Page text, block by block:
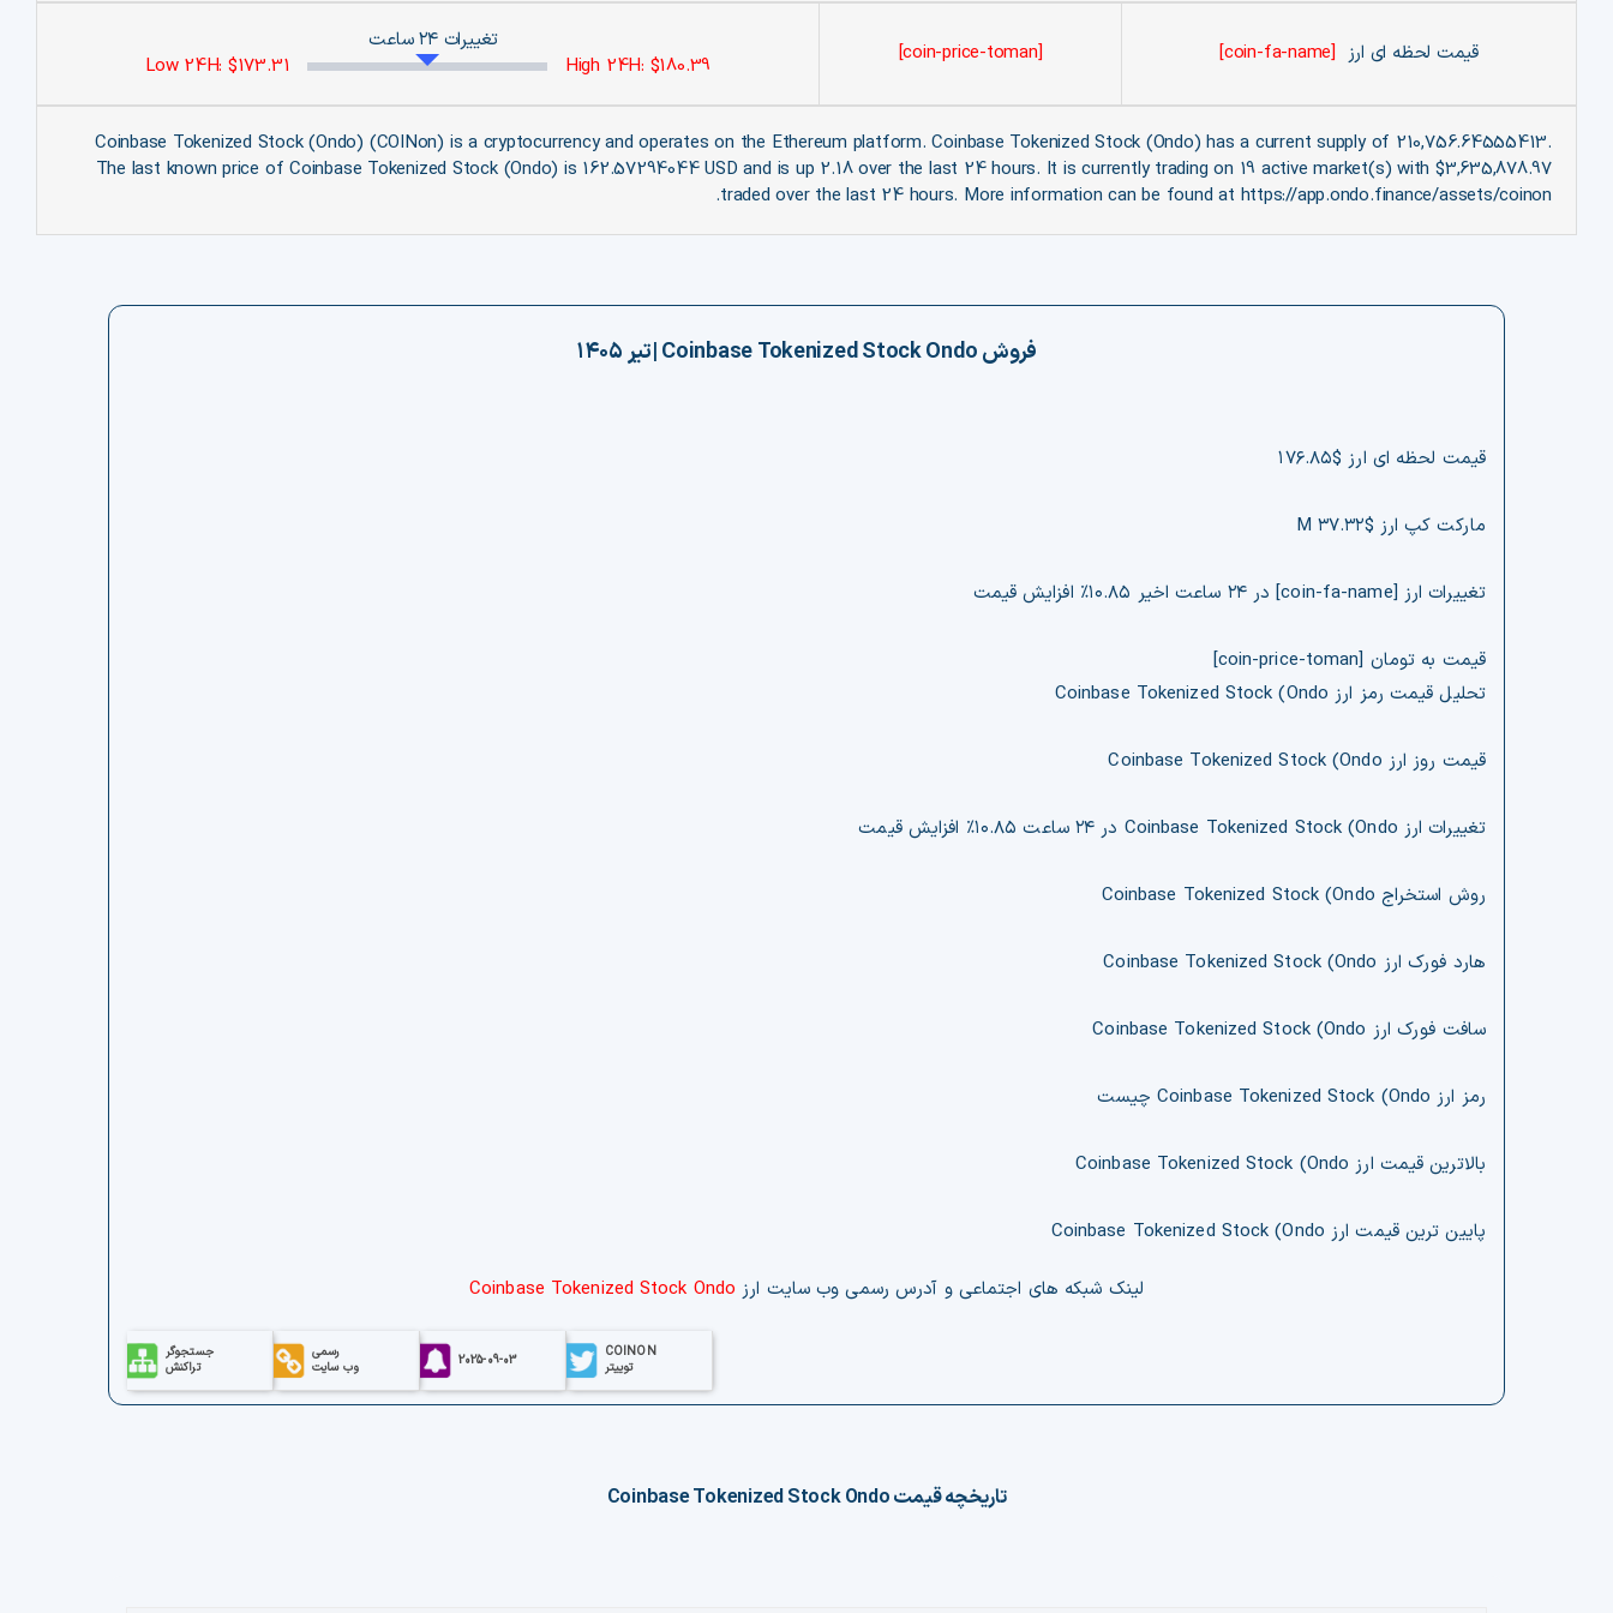
قیمت لحظه ای ارز [coin-fa-name]
[coin-price-toman]
تغییرات ۲۴ ساعت
Low 24H: $173.31
High 24H: $180.39
Coinbase Tokenized Stock (Ondo) (COINon) is a cryptocurrency and operates on the Ethereum platform. Coinbase Tokenized Stock (Ondo) has a current supply of 210,756.64555413.
The last known price of Coinbase Tokenized Stock (Ondo) is 162.57294044 USD and is up 2.18 over the last 24 hours. It is currently trading on 19 active market(s) with $3,635,878.97
traded over the last 24 hours. More information can be found at https://app.ondo.finance/assets/coinon.
فروشCoinbase Tokenized Stock Ondo
|تیر ۱۴۰۵
قیمت لحظه ای ارز $۱۷۶.۸۵
مارکت کپ ارز $۳۷.۳۲ M
تغییرات ارز [coin-fa-name] در ۲۴ ساعت اخیر ۱۰.۸۵% افزایش قیمت
قیمت به تومان [coin-price-toman]
تحلیل قیمت رمز ارز Coinbase Tokenized Stock (Ondo
قیمت روز ارز Coinbase Tokenized Stock (Ondo
تغییرات ارز Coinbase Tokenized Stock (Ondo در ۲۴ ساعت ۱۰.۸۵% افزایش قیمت
روش استخراج Coinbase Tokenized Stock (Ondo
هارد فورک ارز Coinbase Tokenized Stock (Ondo
سافت فورک ارز Coinbase Tokenized Stock (Ondo
رمز ارز Coinbase Tokenized Stock (Ondo چیست
بالاترین قیمت ارز Coinbase Tokenized Stock (Ondo
پایین ترین قیمت ارز Coinbase Tokenized Stock (Ondo
لینک‌ شبکه های اجتماعی و آدرس رسمی وب‌ سایت ارز Coinbase Tokenized Stock Ondo
جستجوگر
تراکنش
رسمی
وب سایت
2025-09-03
COINON
توییتر
تاریخچه قیمتCoinbase Tokenized Stock Ondo